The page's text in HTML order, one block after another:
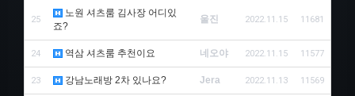
25
노원 셔츠룸 김사장 어디있
죠?
울진 2022.11.15 11681
24 역삼 셔츠룸 추천이요 네오야 2022.11.15 11577
23 강남노래방 2차 있나요? Jera 2022.11.13 11569